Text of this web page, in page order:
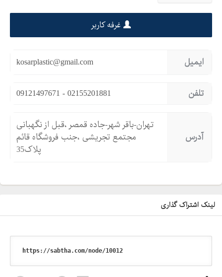
غرفه کاربر
ایمیل kosarplastic@gmail.com
تلفن 09121497671 - 02155201881
آدرس
تهران-باقر شهر-جاده قمصر ،قبل از نگهبانی
مجتمع تجریشی ،جنب فروشگاه قائم
پلاک35
لینک اشتراک گذاری